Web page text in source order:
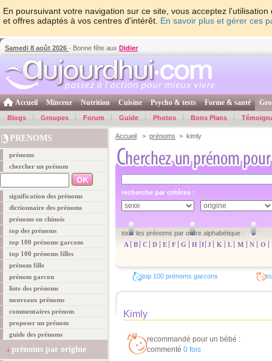
En poursuivant votre navigation sur ce site, vous acceptez
et offres adaptés à vos centres d'intérêt. En savoir plus et gérer ces
Samedi 8 août 2026 - Bonne fête aux Didier
Accueil Minceur Nutrition Cuisine Psycho & tests Forme & santé
Blogs Groupes Forum Guide Photos Bons Plans
PRENOMS
prénoms
chercher un prénom
signification des prénoms
dictionnaire des prénoms
prénoms en chinois
top des prénoms
top 100 prénoms garcons
top 100 prénoms filles
prénom fille
prénom garcon
liste des prénoms
nouveaux prénoms
commentaires prénom
proposer un prénom
guide des prénoms
prénoms par origine
Accueil > prénoms > kimly
recherche par critères :
tous les prénoms par ordre alphabétique :
A
B C D E F G H I J K L M N O
top 100 prénoms garcons
Kimly
recommandé pour un bébé :
commenté 0 fois